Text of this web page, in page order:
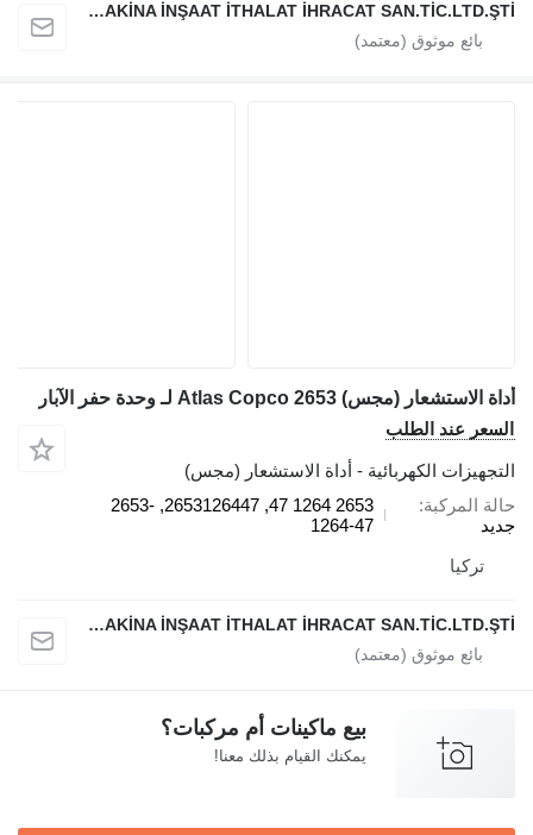
ATLAS EKİPMAN MAKİNA İNŞAAT İTHALAT İHRACAT SAN.TİC.LTD.ŞTİ
أداة الاستشعار (مجس) Atlas Copco 2653 لـ وحدة حفر الآبار
السعر عند الطلب
التجهيزات الكهربائية - أداة الاستشعار (مجس)
حالة المركبة
جديد
2653 1264 47, 2653126447, 2653-
1264-47
تركيا
ATLAS EKİPMAN MAKİNA İNŞAAT İTHALAT İHRACAT SAN.TİC.LTD.ŞTİ
بيع ماكينات أم مركبات؟
يمكنك القيام بذلك معنا!